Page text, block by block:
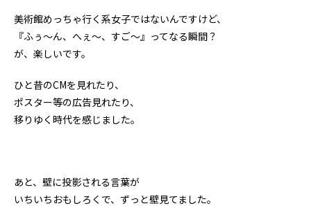
美術館めっちゃ行く系女子ではないんですけど、
『ふぅ〜ん、へぇ〜、すご〜』ってなる瞬間？
が、楽しいです。
ひと昔のCMを見れたり、
ポスター等の広告見れたり、
移りゆく時代を感じました。
あと、壁に投影される言葉が
いちいちおもしろくで、ずっと壁見てました。